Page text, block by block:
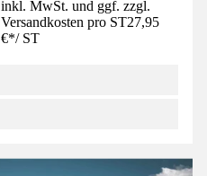
inkl. MwSt. und ggf. zzgl.
Versandkosten pro ST27,95
€*/ ST